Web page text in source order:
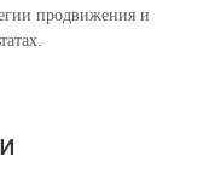
продвижения и